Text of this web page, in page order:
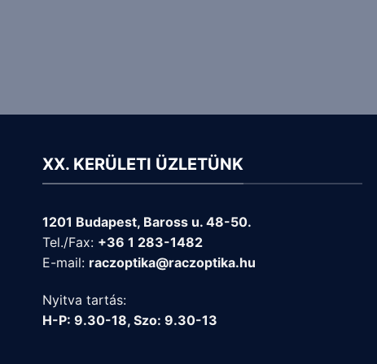
XX. KERÜLETI ÜZLETÜNK
1201 Budapest, Baross u. 48-50.
Tel./Fax: +36 1 283-1482
E-mail: raczoptika@raczoptika.hu
Nyitva tartás:
H-P: 9.30-18, Szo: 9.30-13